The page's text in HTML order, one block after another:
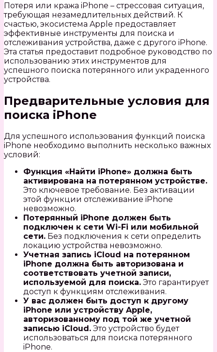
Потеря или кража iPhone – стрессовая ситуация,
требующая незамедлительных действий. К
счастью, экосистема Apple предоставляет
эффективные инструменты для поиска и
отслеживания устройства, даже с другого iPhone.
Эта статья предоставит подробное руководство по
использованию этих инструментов для
успешного поиска потерянного или украденного
устройства.
Предварительные условия для
поиска iPhone
Для успешного использования функций поиска
iPhone необходимо выполнить несколько важных
условий:
Функция «Найти iPhone» должна быть
активирована на потерянном устройстве.
Это ключевое требование. Без активации
этой функции отслеживание iPhone
невозможно.
Потерянный iPhone должен быть
подключен к сети Wi-Fi или мобильной
сети. Без подключения к сети определить
локацию устройства невозможно.
Учетная запись iCloud на потерянном
iPhone должна быть авторизована и
соответствовать учетной записи,
используемой для поиска. Это гарантирует
доступ к функциям отслеживания.
У вас должен быть доступ к другому
iPhone или устройству Apple,
авторизованному под той же учетной
записью iCloud. Это устройство будет
использоваться для поиска потерянного
iPhone.